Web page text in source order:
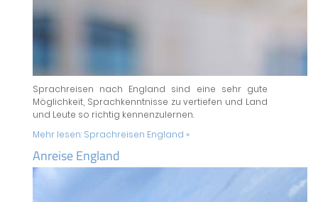
Sprachreisen nach England sind eine sehr gute
Möglichkeit, Sprachkenntnisse zu vertiefen und Land
und Leute so richtig kennenzulernen.
Mehr lesen: Sprachreisen England »
Anreise England